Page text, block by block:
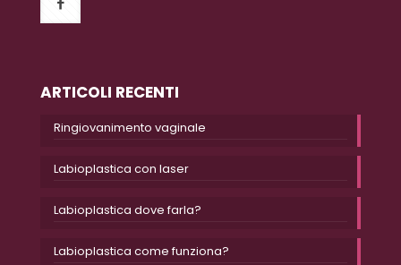
ARTICOLI RECENTI
Ringiovanimento vaginale
Labioplastica con laser
Labioplastica dove farla?
Labioplastica come funziona?